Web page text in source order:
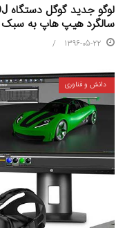
سالگرد هیپ هاپ به
1396-05-22
دانش و فناوری